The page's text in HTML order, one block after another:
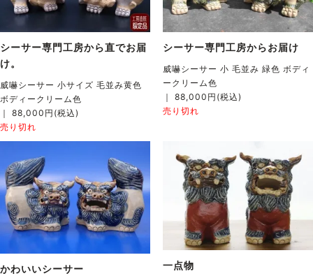
シーサー専門工房から直でお届
け。
威嚇シーサー 小サイズ 毛並み黄色
ボディークリーム色
｜ 88,000円(税込)
売り切れ
シーサー専門工房からお届け
威嚇シーサー 小 毛並み 緑色 ボディ
ークリーム色
｜ 88,000円(税込)
売り切れ
かわいいシーサー 一点物